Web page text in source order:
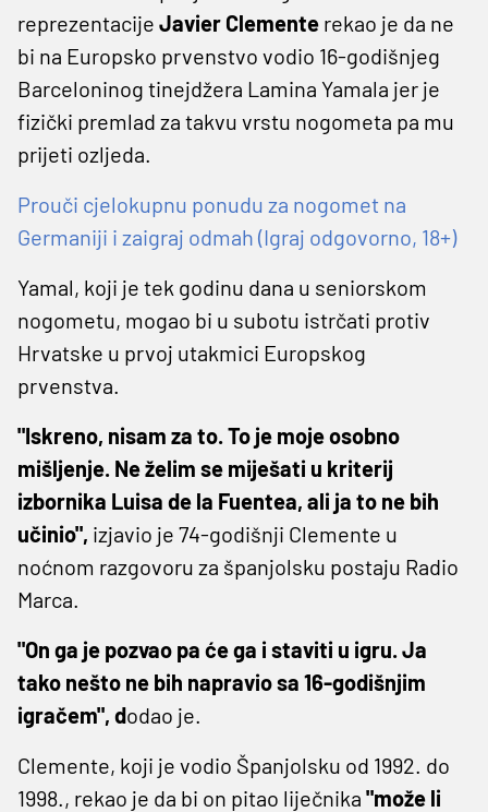
reprezentacije Javier Clemente rekao je da ne
bi na Europsko prvenstvo vodio 16-godišnjeg
Barceloninog tinejdžera Lamina Yamala jer je
fizički premlad za takvu vrstu nogometa pa mu
prijeti ozljeda.
Prouči cjelokupnu ponudu za nogomet na
Germaniji i zaigraj odmah (Igraj odgovorno, 18+)
Yamal, koji je tek godinu dana u seniorskom
nogometu, mogao bi u subotu istrčati protiv
Hrvatske u prvoj utakmici Europskog
prvenstva.
"Iskreno, nisam za to. To je moje osobno
mišljenje. Ne želim se miješati u kriterij
izbornika Luisa de la Fuentea, ali ja to ne bih
učinio", izjavio je 74-godišnji Clemente u
noćnom razgovoru za španjolsku postaju Radio
Marca.
"On ga je pozvao pa će ga i staviti u igru. Ja
tako nešto ne bih napravio sa 16-godišnjim
igračem", dodao je.
Clemente, koji je vodio Španjolsku od 1992. do
1998., rekao je da bi on pitao liječnika "može li